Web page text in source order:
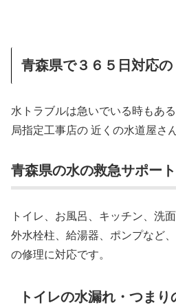
青森県で３６５日対応
水トラブルは急いでいる時もあ
局指定工事店の 近くの水道屋さ
青森県の水の救急サポー
トイレ、お風呂、キッチン、洗
外水栓柱、給湯器、ポンプなど
の修理に対応です。
トイレの水漏れ・つま